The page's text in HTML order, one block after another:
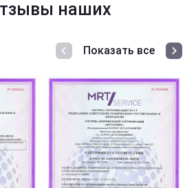
наших
Показать все